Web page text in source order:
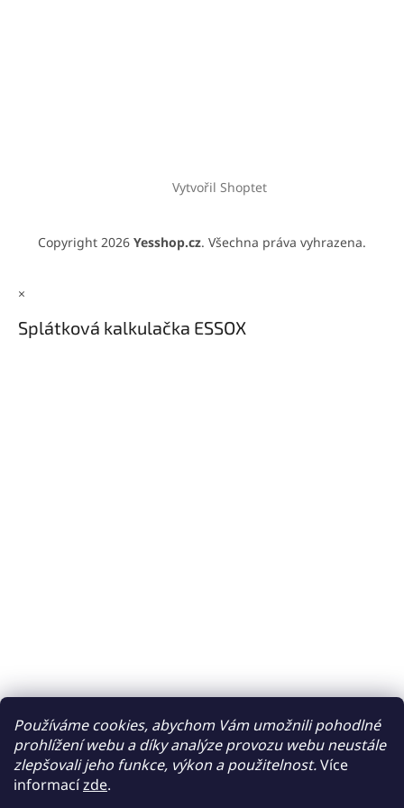
Používáme cookies, abychom Vám umožnili pohodlné
prohlížení webu a díky analýze provozu webu neustále
zlepšovali jeho funkce, výkon a použitelnost.Více
informacízde.
Vytvořil Shoptet
Copyright 2026 Yesshop.cz. Všechna práva vyhrazena.
×
Splátková kalkulačka ESSOX